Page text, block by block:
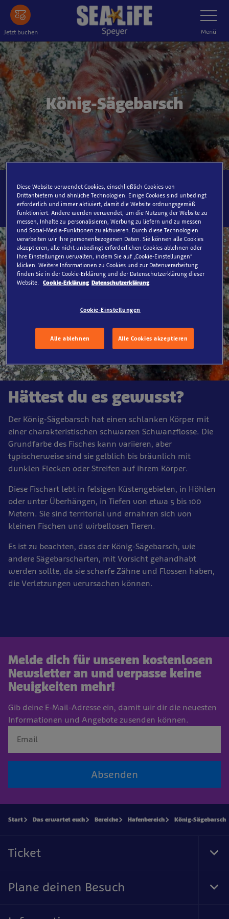
Zum
Hauptinhalt
springen
Jetzt buchen
Navigation
Menü
König-Sägebarsch
SEA LIFE Speyer, Hafenbereich
Hättest du es gewusst?
Der König-Sägebarsch hat einen schlanken Körper mit
einer charakteristischen schwarzen Schwanzflosse. Die
Grundfarbe des Fisches kann variieren, aber
typischerweise sind sie gelblich bis bräunlich mit
dunklen Flecken oder Streifen auf ihrem Körper.
Diese Fischart lebt in felsigen Küstengebieten, in Höhlen
oder unter Überhängen, in Tiefen von etwa 5 bis 100
Metern. Sie sind territorial und ernähren sich von
kleinen Fischen und wirbellosen Tieren.
Es ist zu beachten, dass der König-Sägebarsch, wie
andere Sägebarscharten, mit Vorsicht gehandhabt
werden sollte, da sie scharfe Zähne und Flossen haben,
die Verletzungen verursachen können.
Melde dich für unseren kostenlosen
Newsletter an und verpasse keine
Neuigkeiten mehr!
Gib deine E-Mail-Adresse ein, damit wir dir die neuesten
Informationen und Angebote zusenden können.
Absenden
Start Das erwartet euch Bereiche Hafenbereich König-Sägebarsch
Ticket
Plane deinen Besuch
Diese Website verwendet Cookies, einschließlich Cookies von
Drittanbietern und ähnliche Technologien. Einige Cookies sind unbedingt
erforderlich und immer aktiviert, damit die Website ordnungsgemäß
funktioniert. Andere werden verwendet, um die Nutzung der Website zu
messen, Inhalte zu personalisieren, Werbung zu liefern und zu messen
und Social-Media-Funktionen zu aktivieren. Durch diese Technologien
verarbeiten wir Ihre personenbezogenen Daten. Sie können alle Cookies
akzeptieren, alle nicht unbedingt erforderlichen Cookies ablehnen oder
Ihre Einstellungen verwalten, indem Sie auf „Cookie-Einstellungen“
klicken. Weitere Informationen zu Cookies und zur Datenverarbeitung
finden Sie in der Cookie-Erklärung und der Datenschutzerklärung dieser
Website.
Cookie-Erklärung Datenschutzerklärung
Cookie-Einstellungen
Alle ablehnen Alle Cookies akzeptieren